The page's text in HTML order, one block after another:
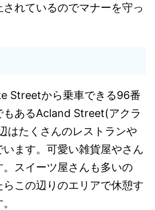
されているのでマナーを守っ
Streetから乗車できる96番
もあるAcland Street(アクラ
はたくさんのレストランや
ます。可愛い雑貨屋やさん
スイーツ屋さんも多いの
この辺りのエリアで休憩す